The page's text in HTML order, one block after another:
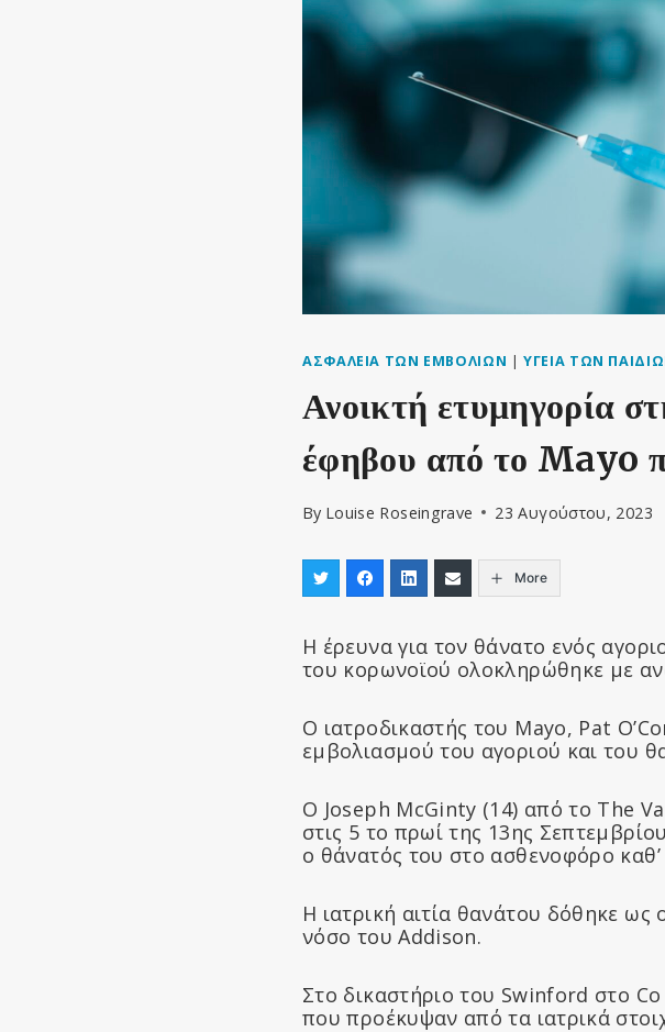
ΑΣΦΆΛΕΙΑ ΤΩΝ ΕΜΒΟΛΊΩΝ |ΥΓΕΊΑ ΤΩΝ
Ανοικτή ετυμηγορία
έφηβου από το Mayo
By Louise Roseingrave 23 Αυγούστου, 2023
More
Η έρευνα για τον θάνατο ενός
του κορωνοϊού ολοκληρώθηκε με
Ο ιατροδικαστής του Mayo, Pat
εμβολιασμού του αγοριού και του
Ο Joseph McGinty (14) από το The
στις 5 το πρωί της 13ης
ο θάνατός του στο ασθενοφόρο
Η ιατρική αιτία θανάτου δόθηκε ως
νόσο του Addison.
Στο δικαστήριο του Swinford στο
που προέκυψαν από τα ιατρικά